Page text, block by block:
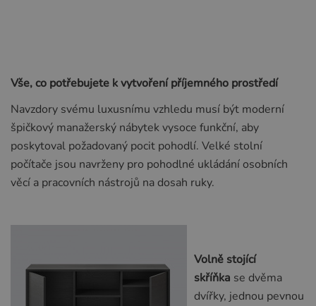
Vše, co potřebujete k vytvoření příjemného prostředí
Navzdory svému luxusnímu vzhledu musí být moderní
špičkový manažerský nábytek vysoce funkční, aby
poskytoval požadovaný pocit pohodlí. Velké stolní
počítače jsou navrženy pro pohodlné ukládání osobních
věcí a pracovních nástrojů na dosah ruky.
Volně stojící
skříňka se dvěma
dvířky, jednou pevnou